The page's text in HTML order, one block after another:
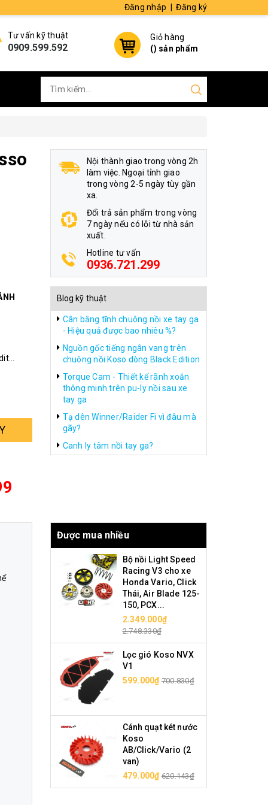
Đăng nhập Đăng ký
Tư vấn kỹ thuật
0909.599.592
Giỏ hàng
() sản phẩm
Nội thành giao trong vòng 2h
làm việc. Ngoại tỉnh giao
trong vòng 2-5 ngày tùy gần
xa.
Đổi trả sản phẩm trong vòng
7 ngày nếu có lỗi từ nhà sản
xuất.
Hotline tư vấn
0936.721.299
Blog kỹ thuật
Cân bằng tĩnh chuông nồi xe tay ga
- Hiệu quả được bao nhiêu %?
Nguồn gốc tiếng ngân vang trên
chuông nồi Koso dòng Black Edition
Torque Cam - Thiết kế rãnh xoắn
thông minh trên pu-ly nồi sau xe
tay ga
Tạ dên Winner/Raider Fi vì đâu mà
gãy?
Canh ly tâm nồi tay ga?
Được mua nhiều
Bộ nồi Light Speed
Racing V3 cho xe
Honda Vario, Click
Thái, Air Blade 125-
150, PCX...
2.349.000₫
2.748.330₫
Lọc gió Koso NVX
V1
599.000₫ 700.830₫
Cánh quạt két nước
Koso
AB/Click/Vario (2
van)
479.000₫ 620.143₫